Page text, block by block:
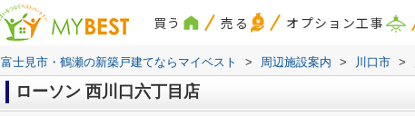
買う 売る オプション工事
富士見市・鶴瀬の新築戸建てならマイベスト > 周辺施設案内 > 川口市 >
ローソン 西川口六丁目店